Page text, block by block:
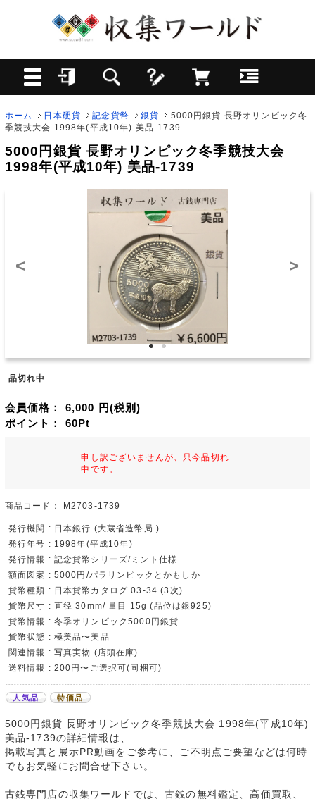
ホーム 日本硬貨 記念貨幣 銀貨
5000円銀貨 長野オリンピック冬
季競技大会 1998年(平成10年) 美品-1739
5000円銀貨 長野オリンピック冬季競技大会
1998年(平成10年) 美品-1739
< >
品切れ中
会員価格： 6,000 円(税別)
ポイント： 60Pt
申し訳ございませんが、只今品切れ
中です。
商品コード： M2703-1739
発行機関 : 日本銀行 (大蔵省造幣局 )
発行年号 : 1998年(平成10年)
発行情報 : 記念貨幣シリーズ/ミント仕様
額面図案 : 5000円/パラリンピックとかもしか
貨幣種類 : 日本貨幣カタログ 03-34 (3次)
貨幣尺寸 : 直径 30mm/ 量目 15g (品位は銀925)
貨幣情報 : 冬季オリンピック5000円銀貨
貨幣状態 : 極美品〜美品
関連情報 : 写真実物 (店頭在庫)
送料情報 : 200円〜ご選択可(同梱可)
人気品 特価品
5000円銀貨 長野オリンピック冬季競技大会 1998年(平成10年)
美品-1739の詳細情報は、
掲載写真と展示PR動画をご参考に、ご不明点ご要望などは何時
でもお気軽にお問合せ下さい。
古銭専門店の収集ワールドでは、古銭の無料鑑定、高価買取、